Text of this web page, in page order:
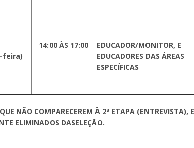
feira)
14:00 ÀS 17:00
EDUCADOR/MONITOR, E
EDUCADORES DAS ÁREAS
ESPECÍFICAS
NÃO COMPARECEREM À 2ª ETAPA (ENTREVISTA),
ELIMINADOS DASELEÇÃO.